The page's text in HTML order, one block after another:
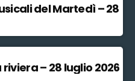
del Martedì – 28
– 28 luglio 2026